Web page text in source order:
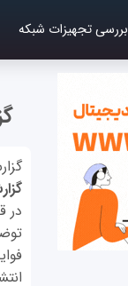
بررسی تجهیزات شبکه
در